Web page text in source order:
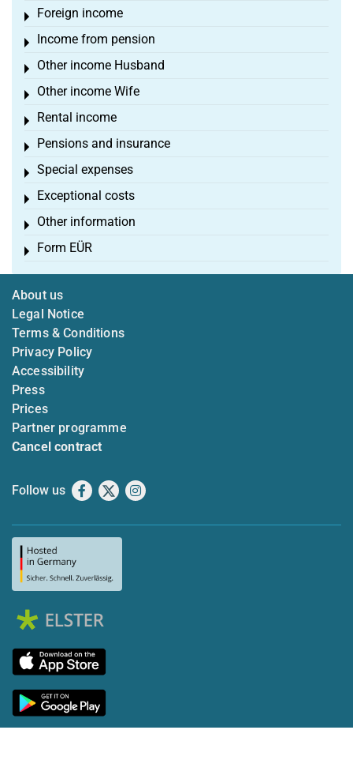
Foreign income
Toggle menu
Income from pension
Toggle menu
Other income Husband
Toggle menu
Other income Wife
Toggle menu
Rental income
Toggle menu
Pensions and insurance
Toggle menu
Special expenses
Toggle menu
Exceptional costs
Toggle menu
Other information
Toggle menu
Form EÜR
Toggle menu
About us
Legal Notice
Terms & Conditions
Privacy Policy
Accessibility
Press
Prices
Partner programme
Cancel contract
Follow us Facebook
X Instagram